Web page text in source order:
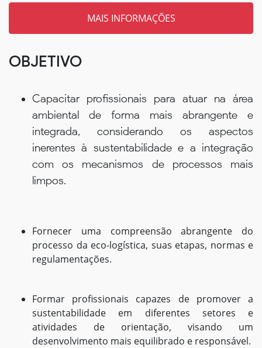
OBJETIVO
Capacitar profissionais para atuar na área
ambiental de forma mais abrangente e
integrada, considerando os aspectos
inerentes à sustentabilidade e a integração
com os mecanismos de processos mais
limpos.
Fornecer uma compreensão abrangente do
processo da eco-logística, suas etapas, normas e
regulamentações.
Formar profissionais capazes de promover a
sustentabilidade em diferentes setores e
atividades de orientação, visando um
desenvolvimento mais equilibrado e responsável.